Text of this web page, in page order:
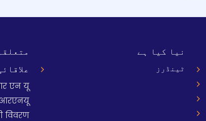
نیا کیا ہے
ٹینڈرز
एन यू
विवरण